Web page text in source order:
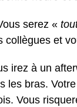
serez «
collègues et
irez à un
les bras.
Vous